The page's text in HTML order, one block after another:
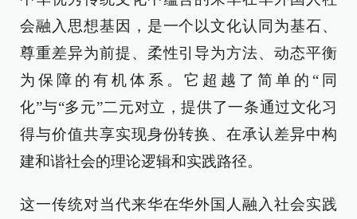
会融入思想基因，是一个以文化认同为基石、
尊重差异为前提、柔性引导为方法、动态平衡
为保障的有机体系。它超越了简单的“同
化”与“多元”二元对立，提供了一条通过文化习
得与价值共享实现身份转换、在承认差异中构
建和谐社会的理论逻辑和实践路径。
这一传统对当代来华在华外国人融入社会实践